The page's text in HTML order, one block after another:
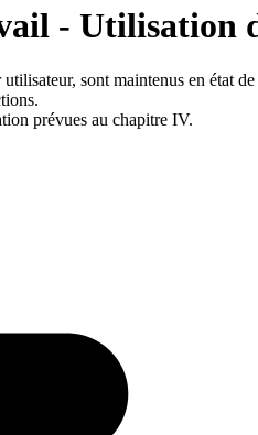
- Utilisation
sont maintenus en état
prévues au chapitre IV.